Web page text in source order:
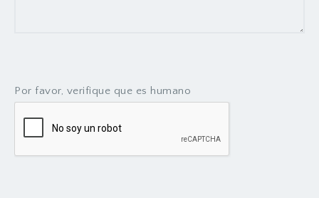
Por favor, verifique que es humano